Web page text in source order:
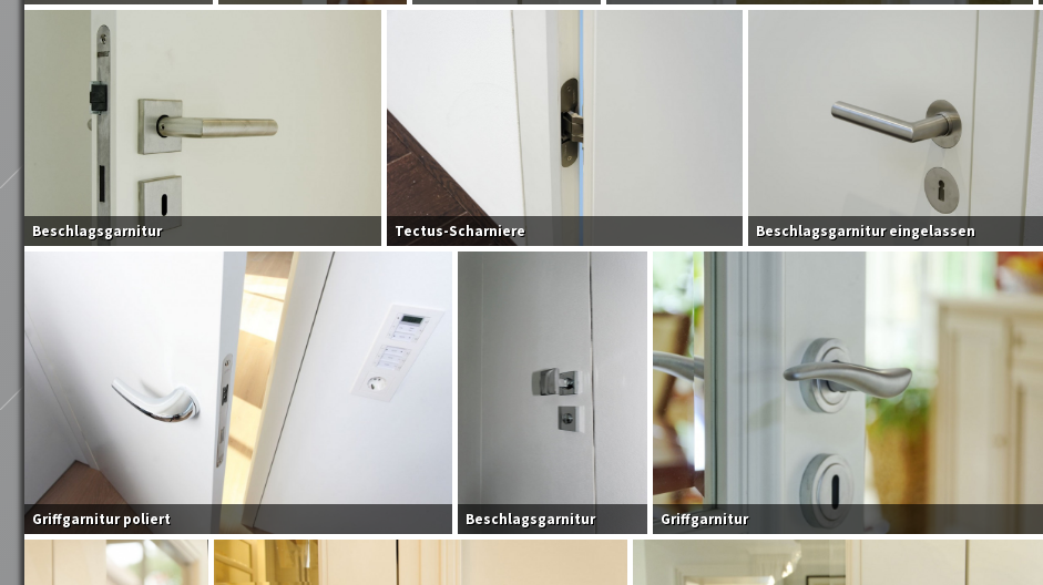
Beschlagsgarnitur Tectus-Scharniere Beschlagsgarnitur eingelassen
Griffgarnitur poliert Beschlagsgarnitur Griffgarnitur